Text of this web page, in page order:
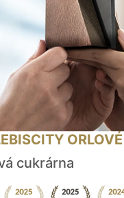
ORLOVÉ
cukrárna